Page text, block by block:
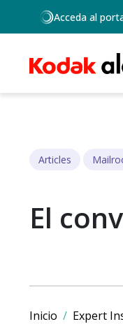
Skip to main content
Acceda al
Articles
El
Inicio Expert